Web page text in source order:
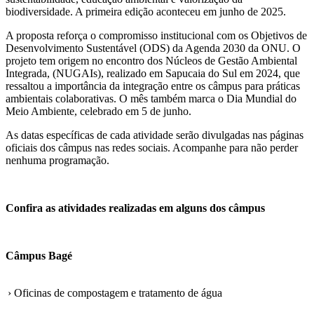
biodiversidade. A primeira edição aconteceu em junho de 2025.
A proposta reforça o compromisso institucional com os Objetivos de
Desenvolvimento Sustentável (ODS) da Agenda 2030 da ONU. O
projeto tem origem no encontro dos Núcleos de Gestão Ambiental
Integrada, (NUGAIs), realizado em Sapucaia do Sul em 2024, que
ressaltou a importância da integração entre os câmpus para práticas
ambientais colaborativas. O mês também marca o Dia Mundial do
Meio Ambiente, celebrado em 5 de junho.
As datas específicas de cada atividade serão divulgadas nas páginas
oficiais dos câmpus nas redes sociais. Acompanhe para não perder
nenhuma programação.
Confira as atividades realizadas em alguns dos câmpus
Câmpus Bagé
› Oficinas de compostagem e tratamento de água